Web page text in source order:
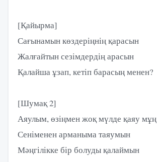
[Қайырма]
Сағынамын көздеріңнің қарасын
Жалғайтын сезімдердің арасын
Қалайша ұзап, кетіп барасың менен?
[Шумақ 2]
Аяулым, өзіңмен жоқ мүлде қаяу мұң
Сеніменен арманыма таяумын
Мәңгілікке бір болуды қалаймын